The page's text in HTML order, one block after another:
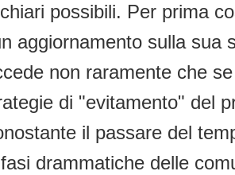
possibili. Per prima
aggiornamento sulla
non raramente che
di "evitamento" del
il passare del
drammatiche delle